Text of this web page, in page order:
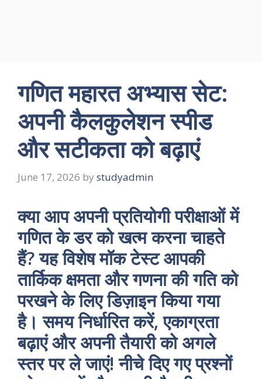
गणित महारत अभ्यास सेट:
अपनी कैलकुलेशन स्पीड
और सटीकता को बढ़ाएं
June 17, 2026 by studyadmin
क्या आप अपनी प्रतियोगी परीक्षाओं में
गणित के डर को खत्म करना चाहते
हैं? यह विशेष मॉक टेस्ट आपकी
तार्किक क्षमता और गणना की गति को
परखने के लिए डिज़ाइन किया गया
है। समय निर्धारित करें, एकाग्रता
बढ़ाएं और अपनी तैयारी को अगले
स्तर पर ले जाएं! नीचे दिए गए प्रश्नों